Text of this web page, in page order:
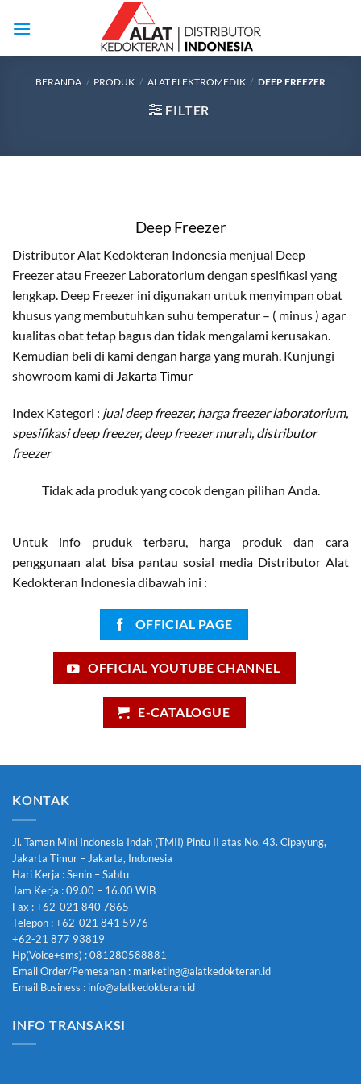
BERANDA / PRODUK / ALAT ELEKTROMEDIK / DEEP FREEZER
FILTER
Deep Freezer
Distributor Alat Kedokteran Indonesia menjual Deep
Freezer atau Freezer Laboratorium dengan spesifikasi yang
lengkap. Deep Freezer ini digunakan untuk menyimpan obat
khusus yang membutuhkan suhu temperatur – ( minus ) agar
kualitas obat tetap bagus dan tidak mengalami kerusakan.
Kemudian beli di kami dengan harga yang murah. Kunjungi
showroom kami di Jakarta Timur
Index Kategori : jual deep freezer, harga freezer laboratorium,
spesifikasi deep freezer, deep freezer murah, distributor
freezer
Tidak ada produk yang cocok dengan pilihan Anda.
Untuk info pruduk terbaru, harga produk dan cara
penggunaan alat bisa pantau sosial media Distributor Alat
Kedokteran Indonesia dibawah ini :
OFFICIAL PAGE
OFFICIAL YOUTUBE CHANNEL
E-CATALOGUE
KONTAK
Jl. Taman Mini Indonesia Indah (TMII) Pintu II atas No. 43. Cipayung,
Jakarta Timur – Jakarta, Indonesia
Hari Kerja : Senin – Sabtu
Jam Kerja : 09.00 – 16.00 WIB
Fax : +62-021 840 7865
Telepon : +62-021 841 5976
+62-21 877 93819
Hp(Voice+sms) : 081280588881
Email Order/Pemesanan : marketing@alatkedokteran.id
Email Business : info@alatkedokteran.id
INFO TRANSAKSI